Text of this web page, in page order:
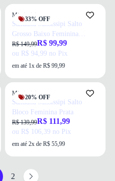
33% OFF
Mississipi
Sandália Mississipi Salto
Grosso Baixo Feminina
Marrom
R$ 149,99R$ 99,99
ou R$ 94,99 no Pix
em até 1x de R$ 99,99
20% OFF
Mississipi
Sandália Mississipi Salto
Bloco Feminina Prata
R$ 139,99R$ 111,99
ou R$ 106,39 no Pix
em até 2x de R$ 55,99
2